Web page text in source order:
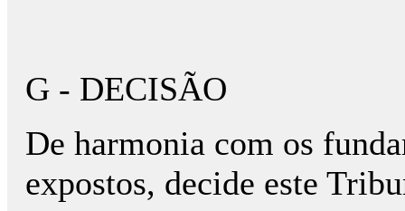
G - DECISÃO
De harmonia com os
expostos, decide este